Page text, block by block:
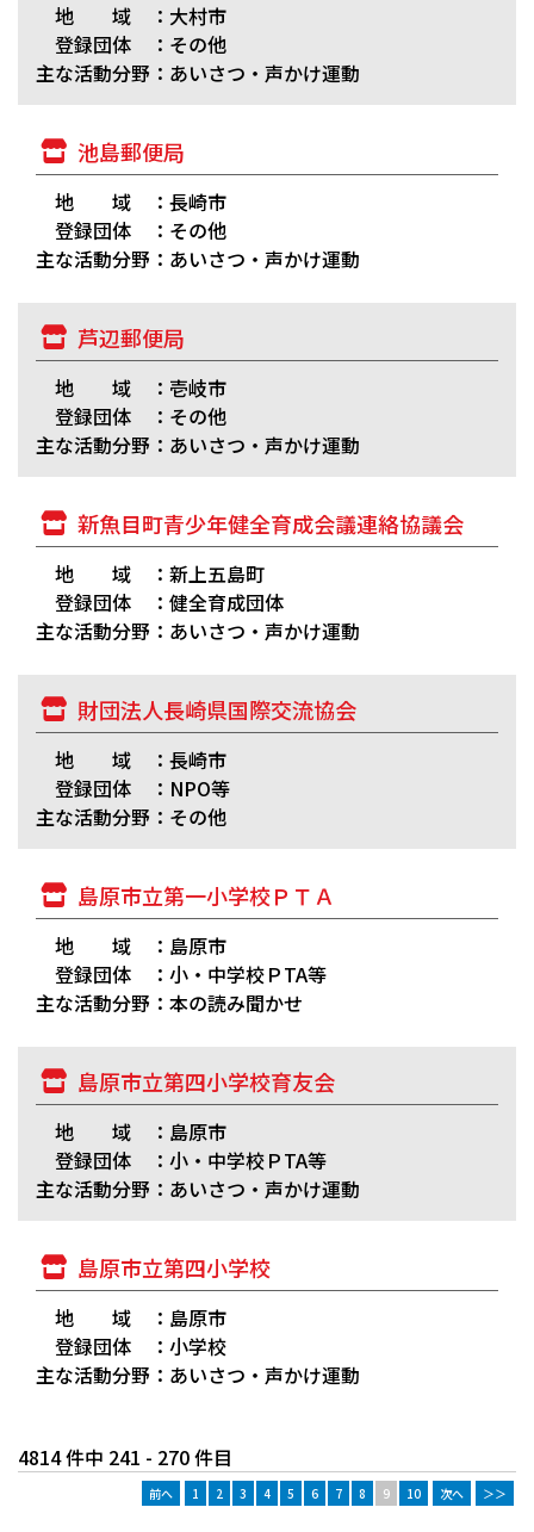
地 域 ：大村市
登録団体 ：その他
主な活動分野：あいさつ・声かけ運動
池島郵便局
地 域 ：長崎市
登録団体 ：その他
主な活動分野：あいさつ・声かけ運動
芦辺郵便局
地 域 ：壱岐市
登録団体 ：その他
主な活動分野：あいさつ・声かけ運動
新魚目町青少年健全育成会議連絡協議会
地 域 ：新上五島町
登録団体 ：健全育成団体
主な活動分野：あいさつ・声かけ運動
財団法人長崎県国際交流協会
地 域 ：長崎市
登録団体 ：NPO等
主な活動分野：その他
島原市立第一小学校ＰＴＡ
地 域 ：島原市
登録団体 ：小・中学校ＰTA等
主な活動分野：本の読み聞かせ
島原市立第四小学校育友会
地 域 ：島原市
登録団体 ：小・中学校ＰTA等
主な活動分野：あいさつ・声かけ運動
島原市立第四小学校
地 域 ：島原市
登録団体 ：小学校
主な活動分野：あいさつ・声かけ運動
4814 件中 241 - 270 件目
前へ 1 2 3 4 5 6 7 8 9 10 次へ ＞＞